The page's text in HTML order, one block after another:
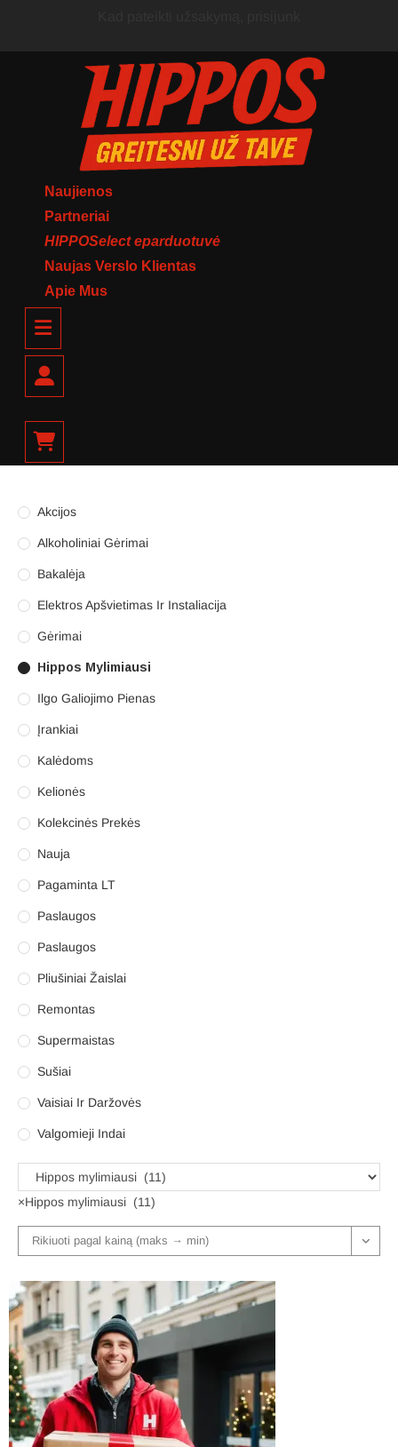
Naujienos
Partneriai
HIPPOSelect eparduotuvė
Naujas Verslo Klientas
Apie Mus
Akcijos
Alkoholiniai Gėrimai
Bakalėja
Elektros Apšvietimas Ir Instaliacija
Gėrimai
Hippos Mylimiausi
Ilgo Galiojimo Pienas
Įrankiai
Kalėdoms
Kelionės
Kolekcinės Prekės
Nauja
Pagaminta LT
Paslaugos
Paslaugos
Pliušiniai Žaislai
Remontas
Supermaistas
Sušiai
Vaisiai Ir Daržovės
Valgomieji Indai
×Hippos mylimiausi (11)
Rikiuoti pagal kainą (maks → min)